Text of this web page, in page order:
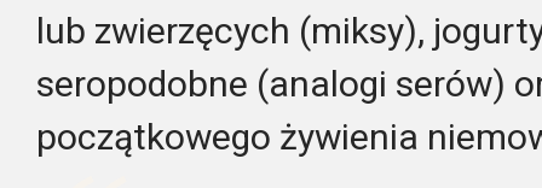
lub zwierzęcych (miksy),
seropodobne (analogi serów)
początkowego żywienia